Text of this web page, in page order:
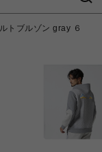
トブルゾン gray ６